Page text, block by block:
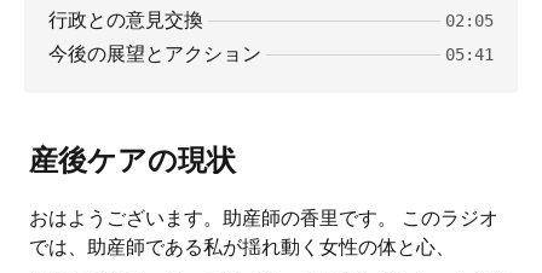
行政との意見交換 02:05
今後の展望とアクション 05:41
産後ケアの現状
おはようございます。助産師の香里です。 このラジオ
では、助産師である私が揺れ動く女性の体と心、